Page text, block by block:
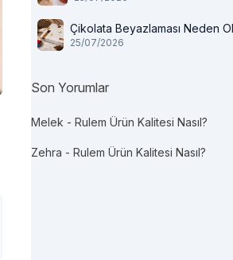
Çikolata Beyazlaması Neden
Tüketilir mi?
25/07/2026
Son Yorumlar
Melek - Rulem Ürün Kalitesi Nasıl?
Zehra - Rulem Ürün Kalitesi Nasıl?